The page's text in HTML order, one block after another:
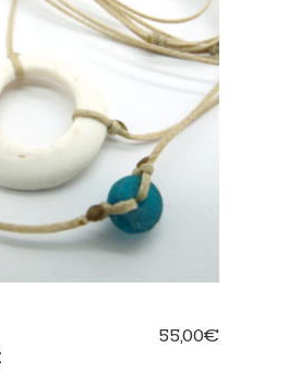
AU PANIER
55,00€